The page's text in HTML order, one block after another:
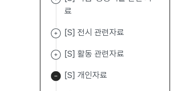
료
[S] 전시 관련자료
[S] 활동 관련자료
[S] 개인자료